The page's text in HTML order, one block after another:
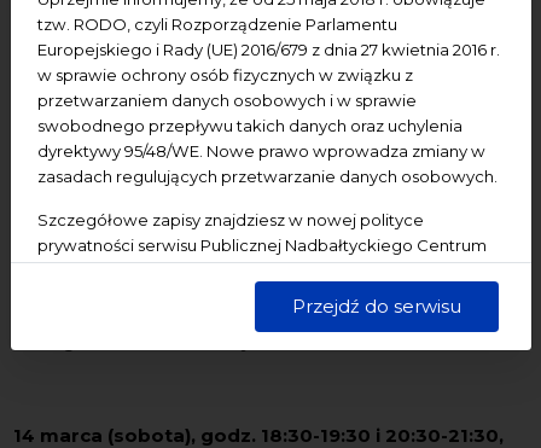
tzw. RODO, czyli Rozporządzenie Parlamentu
Europejskiego i Rady (UE) 2016/679 z dnia 27 kwietnia 2016 r.
w sprawie ochrony osób fizycznych w związku z
przetwarzaniem danych osobowych i w sprawie
swobodnego przepływu takich danych oraz uchylenia
dyrektywy 95/48/WE. Nowe prawo wprowadza zmiany w
zasadach regulujących przetwarzanie danych osobowych.
Szczegółowe zapisy znajdziesz w nowej polityce
prywatności serwisu Publicznej Nadbałtyckiego Centrum
dane są przetwarzane w sposób bezpieczny, z należytą
starannością i zgodnie z obowiązującymi przepisami.
Przejdź do serwisu
Warsztat tworzenia ilustracji | Zajęcia dla osób
dorosłych
Prowadzenie: Agata Królak
12 marca (czwartek), godz. 18.00-19.30, NCK - Ratusz
Staromiejski, Sala Mieszczańska
Przedsiębiorcze Polki w Norwegii: między szklanym
14 marca (sobota), godz. 18:30-19:30 i 20:30-21:30,